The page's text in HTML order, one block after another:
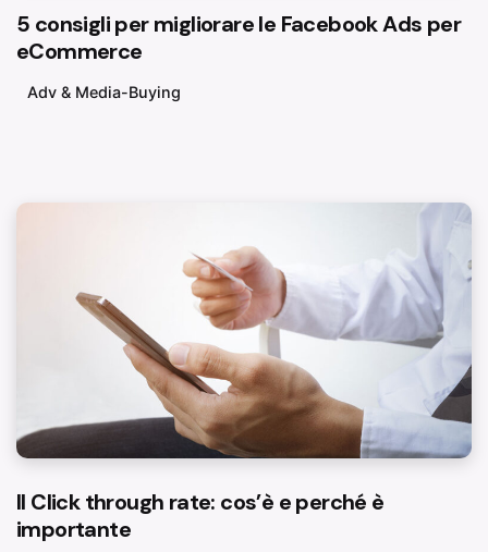
5 consigli per migliorare le Facebook Ads per
eCommerce
Adv & Media-Buying
Il Click through rate: cos’è e perché è
importante